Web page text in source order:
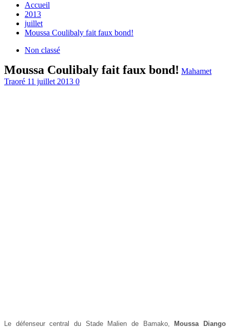
Accueil
2013
juillet
Moussa Coulibaly fait faux bond!
Non classé
Moussa Coulibaly fait faux bond! Mahamet
Traoré 11 juillet 2013 0
Le défenseur central du Stade Malien de Bamako,
Moussa Diango